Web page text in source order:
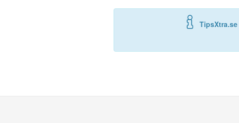
TipsXtra.se